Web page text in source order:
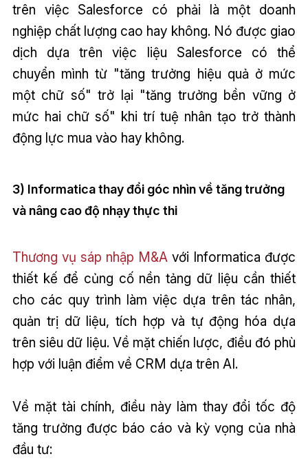
trên việc Salesforce có phải là một doanh
nghiệp chất lượng cao hay không. Nó được giao
dịch dựa trên việc liệu Salesforce có thể
chuyển mình từ "tăng trưởng hiệu quả ở mức
một chữ số" trở lại "tăng trưởng bền vững ở
mức hai chữ số" khi trí tuệ nhân tạo trở thành
động lực mua vào hay không.
3) Informatica thay đổi góc nhìn về tăng trưởng
và nâng cao độ nhạy thực thi
Thương vụ sáp nhập M&A với Informatica được
thiết kế để củng cố nền tảng dữ liệu cần thiết
cho các quy trình làm việc dựa trên tác nhân,
quản trị dữ liệu, tích hợp và tự động hóa dựa
trên siêu dữ liệu. Về mặt chiến lược, điều đó phù
hợp với luận điểm về CRM dựa trên AI.
Về mặt tài chính, điều này làm thay đổi tốc độ
tăng trưởng được báo cáo và kỳ vọng của nhà
đầu tư: